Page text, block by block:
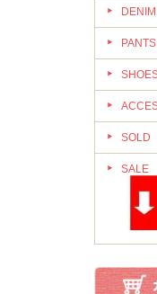
PANTS
SOLD
SALE